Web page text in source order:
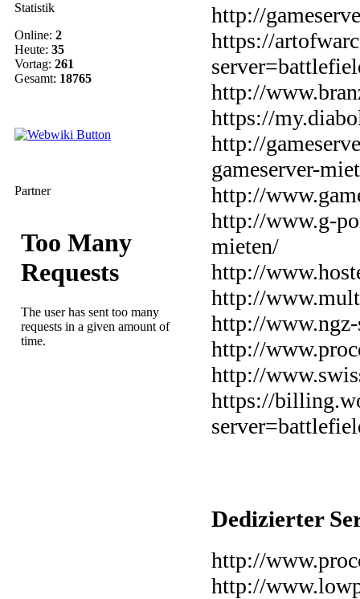
Statistik
Online: 2
Heute: 35
Vortag: 261
Gesamt: 18765
Partner
http://
https://
http://
https://
http://
gameserver-
http://
http://www.g-
mieten/
http://
http://
http://
http://
http://
https://
Dedizierter
http://
http://